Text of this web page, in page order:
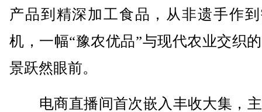
产品到精深加工食品，从非遗手作
机，一幅“豫农优品”与现代农业交织
景跃然眼前。
电商直播间首次嵌入丰收大集，